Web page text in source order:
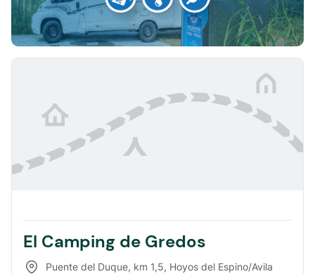
El Camping de Gredos
Puente del Duque, km 1,5, Hoyos del Espino/Avila